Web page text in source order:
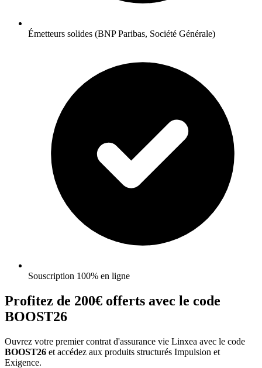
Émetteurs solides (BNP Paribas, Société Générale)
Souscription 100% en ligne
Profitez de 200€ offerts avec le code
BOOST26
Ouvrez votre premier contrat d'assurance vie Linxea avec le code
BOOST26 et accédez aux produits structurés Impulsion et
Exigence.